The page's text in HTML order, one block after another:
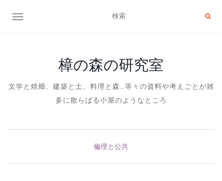
ナビゲーション切り替え
樟の森の研究室
文学と焼畑、建築と土、料理と森…等々の資料や考えごとが雑
多に散らばる小屋のようなところ
倫理と公共